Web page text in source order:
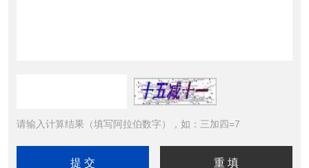
请输入计算结果（填写阿拉伯数字），如：三加四=7